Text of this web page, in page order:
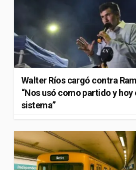
Walter Ríos cargó contra
“Nos usó como partido y hoy
sistema”